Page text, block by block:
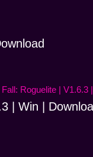
| Win |